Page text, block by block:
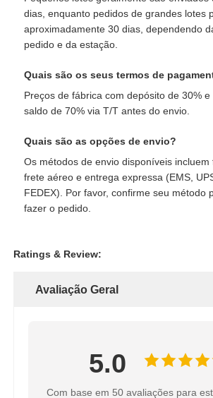
dias, enquanto pedidos de grandes lotes
aproximadamente 30 dias, dependendo
pedido e da estação.
Quais são os seus termos de
Preços de fábrica com depósito de 30%
saldo de 70% via T/T antes do envio.
Quais são as opções de envio?
Os métodos de envio disponíveis incluem
frete aéreo e entrega expressa (EMS,
FEDEX). Por favor, confirme seu método
fazer o pedido.
Ratings & Review:
Avaliação Geral
5.0
Com base em 50 avaliações para